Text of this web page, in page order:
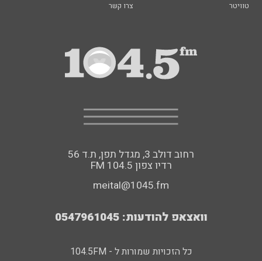
טוויטר
צרו קשר
רחוב דולב 3, מגדל תפן, ת.ד 56
FM רדיו צפון 104.5
meital@1045.fm
וואצאפ להודעות: 0547961045
כל הזכויות שמורות ל - 104.5FM